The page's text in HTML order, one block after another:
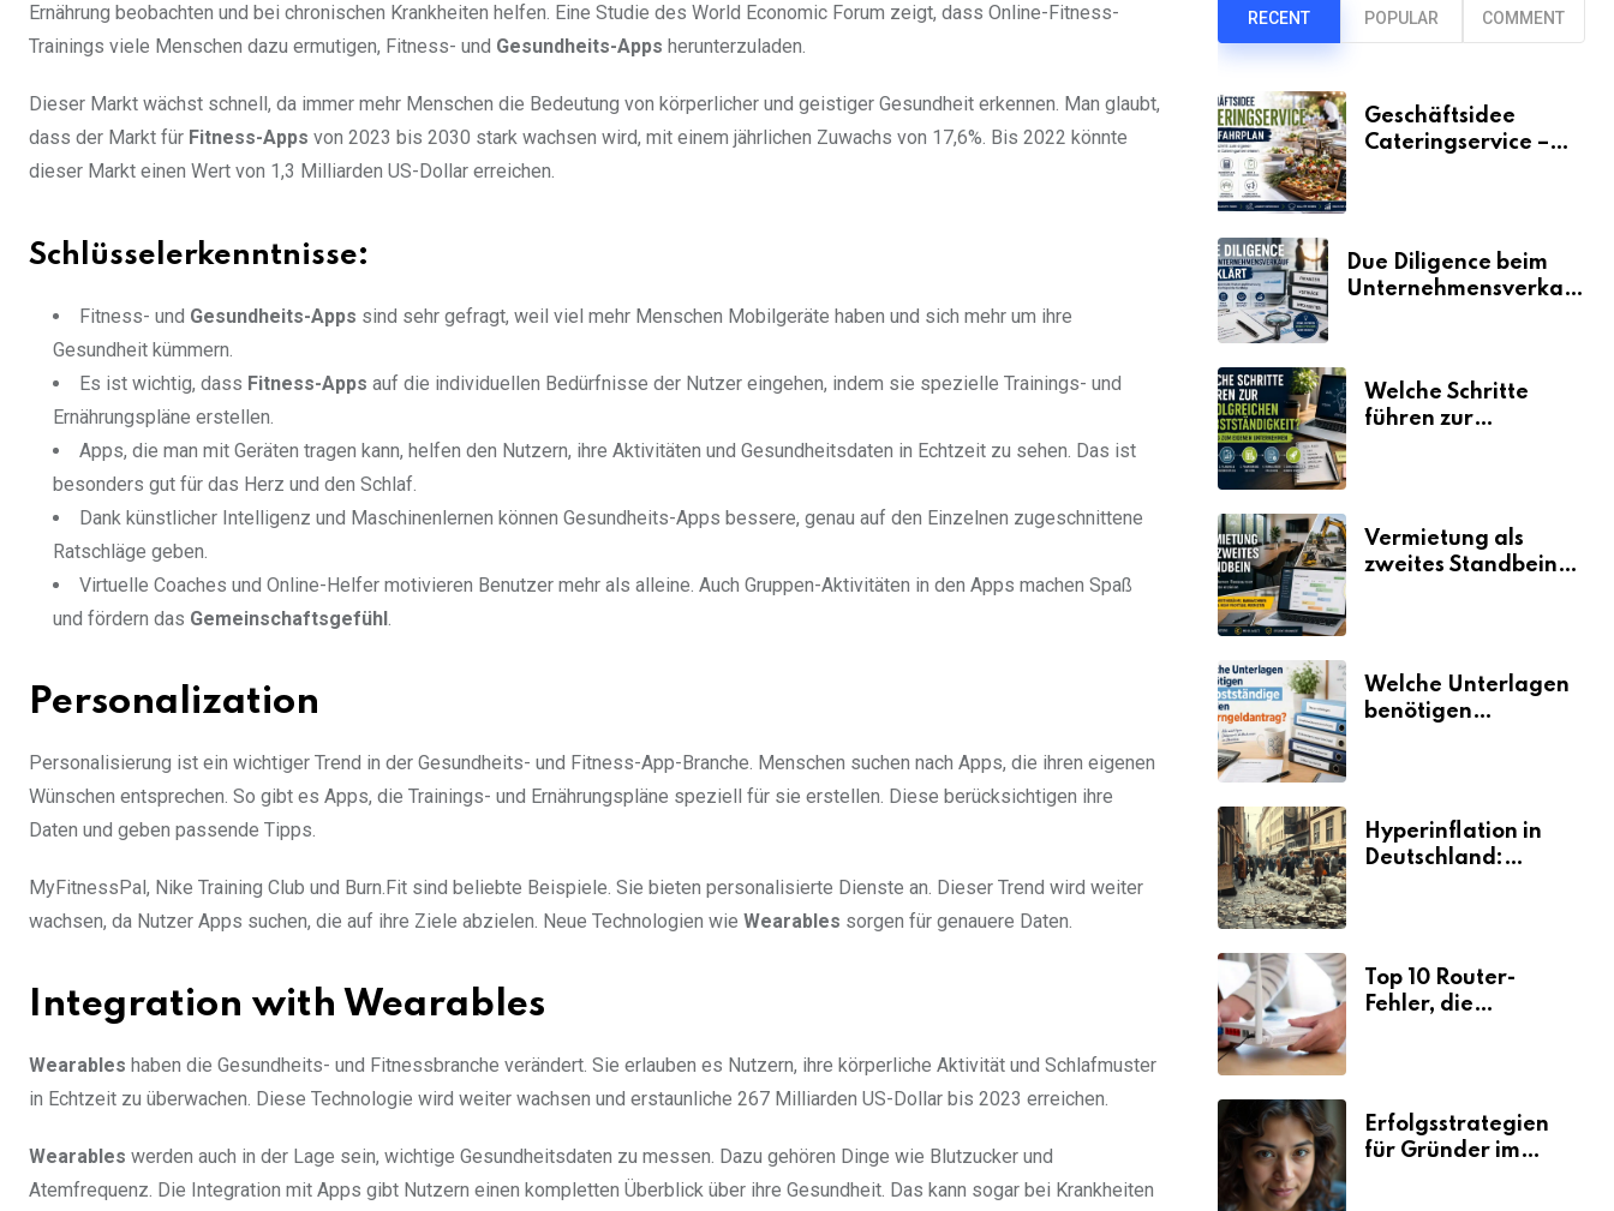
Ernährung beobachten und bei chronischen Krankheiten helfen. Eine Studie des World Economic Forum zeigt, dass Online-Fitness-
Trainings viele Menschen dazu ermutigen, Fitness- und Gesundheits-Apps herunterzuladen.
Dieser Markt wächst schnell, da immer mehr Menschen die Bedeutung von körperlicher und geistiger Gesundheit erkennen. Man glaubt,
dass der Markt für Fitness-Apps von 2023 bis 2030 stark wachsen wird, mit einem jährlichen Zuwachs von 17,6%. Bis 2022 könnte
dieser Markt einen Wert von 1,3 Milliarden US-Dollar erreichen.
Schlüsselerkenntnisse:
Fitness- und Gesundheits-Apps sind sehr gefragt, weil viel mehr Menschen Mobilgeräte haben und sich mehr um ihre
Gesundheit kümmern.
Es ist wichtig, dass Fitness-Apps auf die individuellen Bedürfnisse der Nutzer eingehen, indem sie spezielle Trainings- und
Ernährungspläne erstellen.
Apps, die man mit Geräten tragen kann, helfen den Nutzern, ihre Aktivitäten und Gesundheitsdaten in Echtzeit zu sehen. Das ist
besonders gut für das Herz und den Schlaf.
Dank künstlicher Intelligenz und Maschinenlernen können Gesundheits-Apps bessere, genau auf den Einzelnen zugeschnittene
Ratschläge geben.
Virtuelle Coaches und Online-Helfer motivieren Benutzer mehr als alleine. Auch Gruppen-Aktivitäten in den Apps machen Spaß
und fördern das Gemeinschaftsgefühl.
Personalization
Personalisierung ist ein wichtiger Trend in der Gesundheits- und Fitness-App-Branche. Menschen suchen nach Apps, die ihren eigenen
Wünschen entsprechen. So gibt es Apps, die Trainings- und Ernährungspläne speziell für sie erstellen. Diese berücksichtigen ihre
Daten und geben passende Tipps.
MyFitnessPal, Nike Training Club und Burn.Fit sind beliebte Beispiele. Sie bieten personalisierte Dienste an. Dieser Trend wird weiter
wachsen, da Nutzer Apps suchen, die auf ihre Ziele abzielen. Neue Technologien wie Wearables sorgen für genauere Daten.
Integration with Wearables
Wearables haben die Gesundheits- und Fitnessbranche verändert. Sie erlauben es Nutzern, ihre körperliche Aktivität und Schlafmuster
in Echtzeit zu überwachen. Diese Technologie wird weiter wachsen und erstaunliche 267 Milliarden US-Dollar bis 2023 erreichen.
Wearables werden auch in der Lage sein, wichtige Gesundheitsdaten zu messen. Dazu gehören Dinge wie Blutzucker und
Atemfrequenz. Die Integration mit Apps gibt Nutzern einen kompletten Überblick über ihre Gesundheit. Das kann sogar bei Krankheiten
RECENT POPULAR COMMENT
Geschäftsidee
Cateringservice –
Due Diligence beim
Unternehmensverkauf
Welche Schritte
führen zur
Vermietung als
zweites Standbein:
Umsätze machen
Welche Unterlagen
benötigen
Hyperinflation in
Deutschland:
Top 10 Router-
Fehler, die
Erfolgsstrategien
für Gründer im